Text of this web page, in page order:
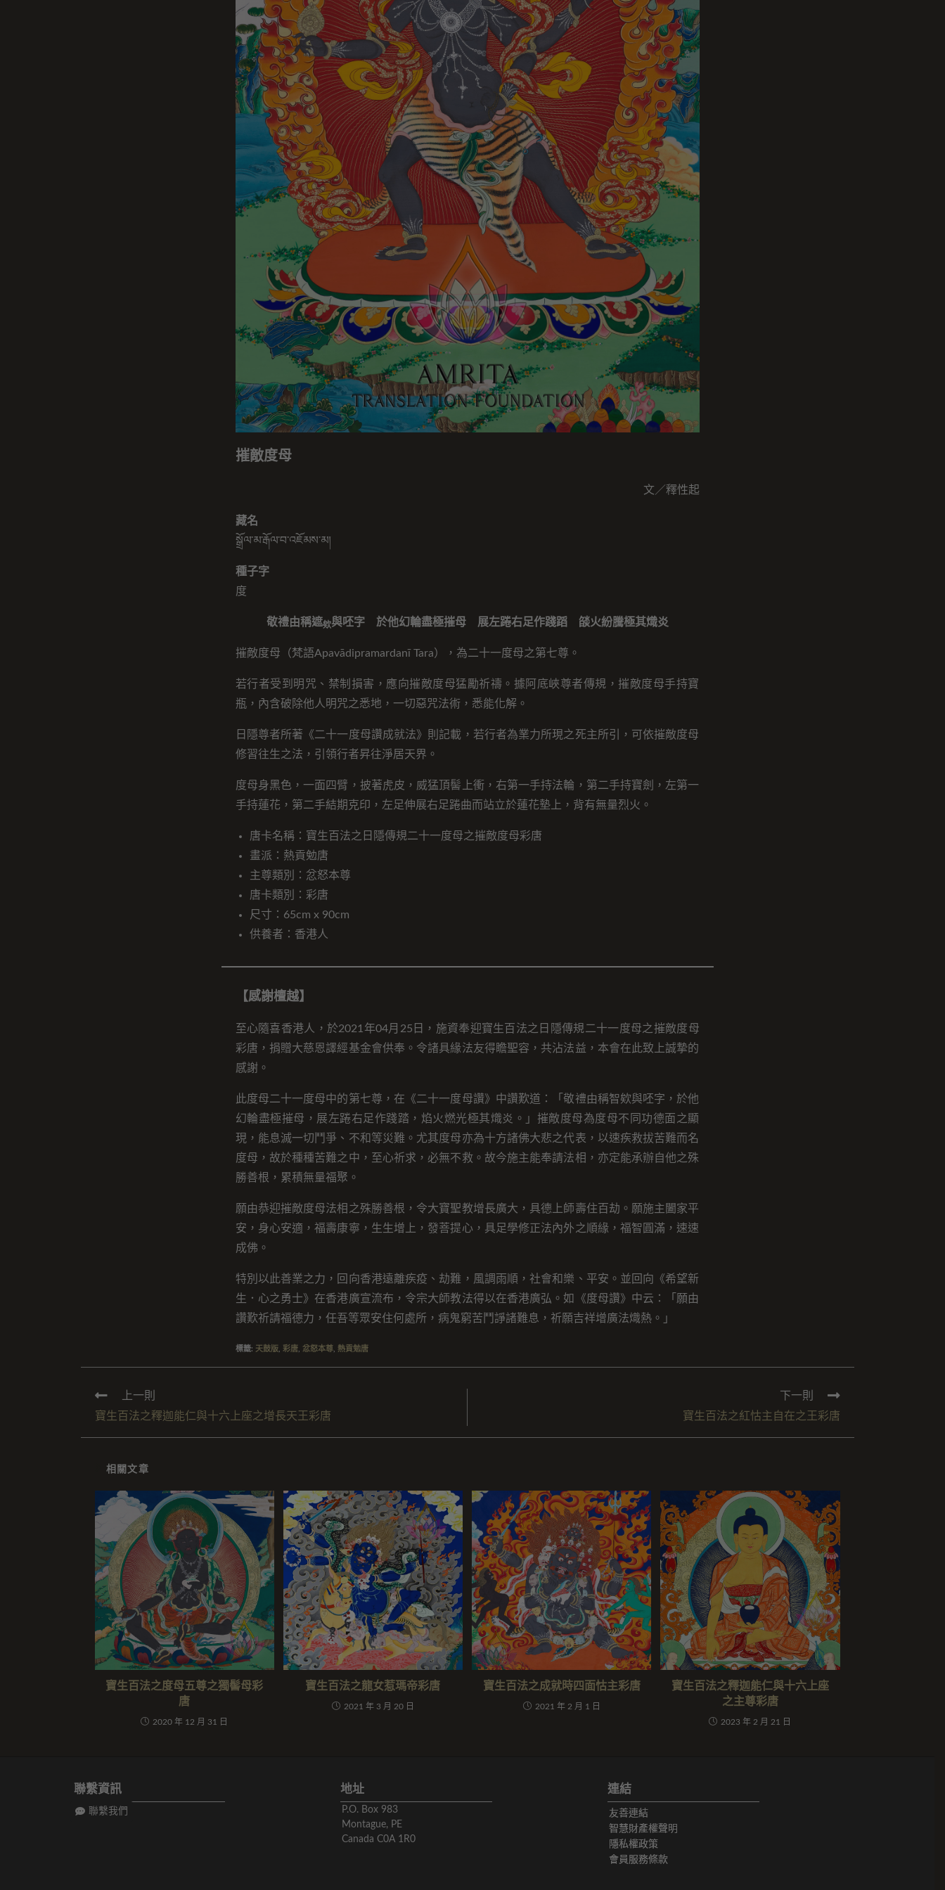
摧敵度母
文／釋性起
藏名
སྒྲོལ་མ་རྒོལ་བ་འཇོམས་མ།
種子字
度
敬禮由稱遮欸與呸字 於他幻輪盡極摧母 展左踡右足作踐蹈 燄火紛騰極其熾炎
摧敵度母（梵語Apavādipramardanī Tara），為二十一度母之第七尊。
若行者受到明咒、禁制損害，應向摧敵度母猛勵祈禱。據阿底峽尊者傳規，摧敵度母手持寶
瓶，內含破除他人明咒之悉地，一切惡咒法術，悉能化解。
日隱尊者所著《二十一度母讚成就法》則記載，若行者為業力所現之死主所引，可依摧敵度母
修習往生之法，引領行者昇往淨居天界。
度母身黑色，一面四臂，披著虎皮，威猛頂髻上衝，右第一手持法輪，第二手持寶劍，左第一
手持蓮花，第二手結期克印，左足伸展右足踡曲而站立於蓮花墊上，背有無量烈火。
唐卡名稱：寶生百法之日隱傳規二十一度母之摧敵度母彩唐
畫派：熱貢勉唐
主尊類別：忿怒本尊
唐卡類別：彩唐
尺寸：65cm x 90cm
供養者：香港人
【感謝檀越】
至心隨喜香港人，於2021年04月25日，施資奉迎寶生百法之日隱傳規二十一度母之摧敵度母
彩唐，捐贈大慈恩譯經基金會供奉。令諸具緣法友得瞻聖容，共沾法益，本會在此致上誠摯的
感謝。
此度母二十一度母中的第七尊，在《二十一度母讚》中讚歎道：「敬禮由稱智欸與呸字，於他
幻輪盡極摧母，展左踡右足作踐踏，焰火燃光極其熾炎。」摧敵度母為度母不同功德面之顯
現，能息滅一切鬥爭、不和等災難。尤其度母亦為十方諸佛大悲之代表，以速疾救拔苦難而名
度母，故於種種苦難之中，至心祈求，必無不救。故今施主能奉請法相，亦定能承辦自他之殊
勝善根，累積無量福聚。
願由恭迎摧敵度母法相之殊勝善根，令大寶聖教增長廣大，具德上師壽住百劫。願施主闔家平
安，身心安適，福壽康寧，生生增上，發菩提心，具足學修正法內外之順緣，福智圓滿，速速
成佛。
特別以此善業之力，回向香港遠離疾疫、劫難，風調雨順，社會和樂、平安。並回向《希望新
生．心之勇士》在香港廣宣流布，令宗大師教法得以在香港廣弘。如《度母讚》中云：「願由
讚歎祈請福德力，任吾等眾安住何處所，病鬼窮苦鬥諍諸難息，祈願吉祥增廣法熾熱。」
標籤: 天鼓版, 彩唐, 忿怒本尊, 熱貢勉唐
上一則
寶生百法之釋迦能仁與十六上座之增長天王彩唐
下一則
寶生百法之紅怙主自在之王彩唐
相關文章
寶生百法之度母五尊之獨髻母彩
唐
2020 年 12 月 31 日
寶生百法之龍女惹瑪帝彩唐
2021 年 3 月 20 日
寶生百法之成就時四面怙主彩唐
2021 年 2 月 1 日
寶生百法之釋迦能仁與十六上座
之主尊彩唐
2023 年 2 月 21 日
聯繫資訊
聯繫我們
地址
P.O. Box 983
Montague, PE
Canada C0A 1R0
連結
友善連結
智慧財產權聲明
隱私權政策
會員服務條款